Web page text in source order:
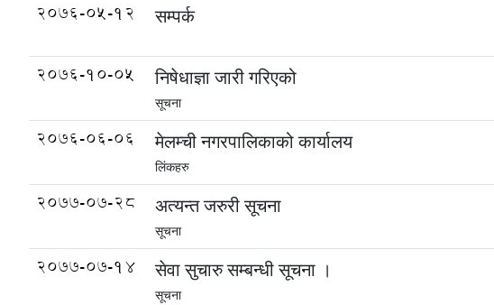
2076-05-12 सम्पर्क
2076-10-05 निषेधाज्ञा जारी गरिएको
सूचना
2076-06-06 मेलम्ची नगरपालिकाको कार्यालय
लिंकहरु
2077-07-28 अत्यन्त जरुरी सूचना
सूचना
2077-07-14 सेवा सुचारु सम्बन्धी सूचना ।
सूचना